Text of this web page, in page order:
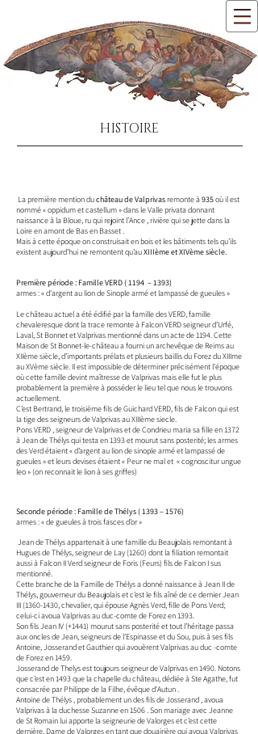
HISTOIRE
La première mention duchâteau de Valprivasremonte à935où il est
nommé « oppidum et castellum » dans le Valle privata donnant
naissance à la Bloue, ru qui rejoint l’Ance , rivière qui se jette dans la
Loire en amont de Bas en Basset .
Mais à cette époque on construisait en bois et les bâtiments tels qu’ils
existent aujourd’hui ne remontent qu’auXIIIème et XIVème siècle.
Première période : Famille VERD ( 1194 – 1393)
armes : « d'argent au lion de Sinople armé et lampassé de gueules »
Le château actuel a été édifié par la famille des VERD, famille
chevaleresque dont la trace remonte à Falcon VERD seigneur d’Urfé,
Laval, St Bonnet et Valprivas mentionné dans un acte de 1194. Cette
Maison de St Bonnet-le-château a fourni un archevêque de Reims au
XIIème siècle, d’importants prélats et plusieurs baillis du Forez du XIIIme
au XVème siècle. Il est impossible de déterminer précisément l'époque
où cette famille devint maîtresse de Valprivas mais elle fut le plus
probablement la première à posséder le lieu tel que nous le trouvons
actuellement.
C’est Bertrand, le troisième fils de Guichard VERD, fils de Falcon qui est
la tige des seigneurs de Valprivas au XIIIème siecle.
Pons VERD , seigneur de Valprivas et de Condrieu maria sa fille en 1372
à Jean de Thélys qui testa en 1393 et mourut sans posterité; les armes
des Verd étaient « d’argent au lion de sinople armé et lampassé de
gueules » et leurs devises étaient « Peur ne mal et « cognoscitur ungue
leo » (on reconnait le lion à ses griffes)
Seconde période : Famille de Thélys ( 1393 – 1576)
armes : « de gueules à trois fasces d’or »
Jean de Thélys appartenait à une famille du Beaujolais remontant à
Hugues de Thélys, seigneur de Lay (1260) dont la filiation remontait
aussi à Falcon II Verd seigneur de Foris (Feurs) fils de Falcon I sus
mentionné.
Cette branche de la Famille de Thélys a donné naissance à Jean II de
Thélys, gouverneur du Beaujolais et c’est le fils aîné de ce dernier Jean
III(1360-1430, chevalier, qui épouse Agnès Verd, fille de Pons Verd;
celui-ci avoua Valprivas au duc-comte de Forez en 1393.
Son fils Jean IV (+1441) mourut sans posterité et tout l’héritage passa
aux oncles de Jean, seigneurs de l’Espinasse et du Sou, puis à ses fils
Antoine, Josserand et Gauthier qui avouèrent Valprivas au duc -comte
de Forez en 1459.
Josserand de Thelys est toujours seigneur de Valprivas en 1490. Notons
que c’est en 1493 que la chapelle du château, dédiée à Ste Agathe, fut
consacrée par Philippe de la Filhe, évêque d'Autun .
Antoine de Thélys , probablement un des fils de Josserand , avoua
Valprivas à la duchesse Suzanne en 1506 . Son mariage avec Jeanne
de St Romain lui apporte la seigneurie de Valorges et c’est cette
dernière, Dame de Valorges en tant que douairière qui avoua Valprivas